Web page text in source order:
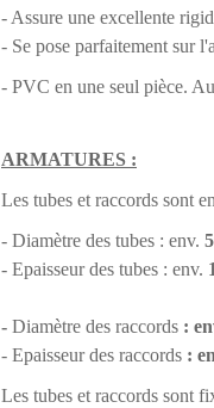
- Assure une excellente
- Se pose parfaitement sur
- PVC en une seul pièce.
ARMATURES :
Les tubes et raccords sont
- Diamètre des tubes : env.
- Epaisseur des tubes : env.
- Diamètre des raccords :
- Epaisseur des raccords :
Les tubes et raccords sont